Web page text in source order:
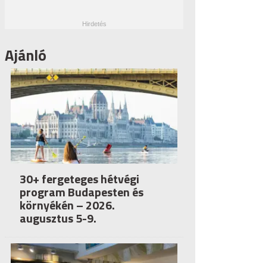
Ajánló
30+ fergeteges hétvégi
program Budapesten és
környékén – 2026.
augusztus 5-9.